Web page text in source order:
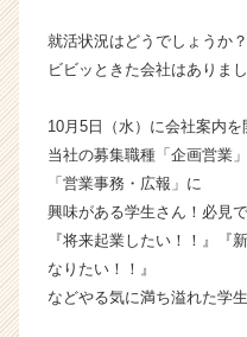
ャ
ー・
長
企
業
か
ス
ウ
就活状況はどうでしょうか？
ビビッときた会社はありま
10月5日（水）に会社案内を
当社の募集職種「企画営業
「営業事務・広報」に
興味がある学生さん！必見で
『将来起業したい！！』『
なりたい！！』
などやる気に満ち溢れた学